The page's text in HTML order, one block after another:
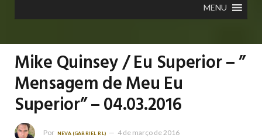
MENU
Mike Quinsey / Eu Superior – ”
Mensagem de Meu Eu
Superior” – 04.03.2016
Por NEVA (GABRIEL RL) 4 de março de 2016